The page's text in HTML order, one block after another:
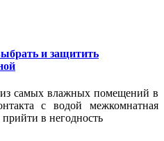
и защитить
самых влажных помещений в
с водой межкомнатная
в негодность